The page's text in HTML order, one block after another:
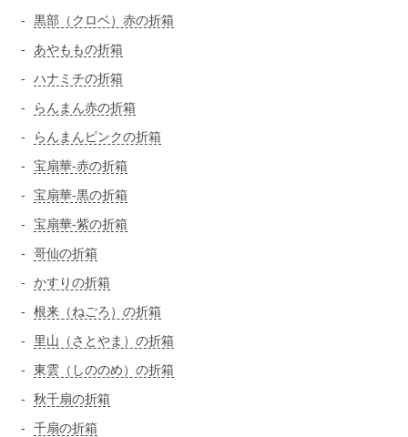
黒部（クロベ）赤の折箱
あやももの折箱
ハナミチの折箱
らんまん赤の折箱
らんまんピンクの折箱
宝扇華-赤の折箱
宝扇華-黒の折箱
宝扇華-紫の折箱
哥仙の折箱
かすりの折箱
根来（ねごろ）の折箱
里山（さとやま）の折箱
東雲（しののめ）の折箱
秋千扇の折箱
千扇の折箱